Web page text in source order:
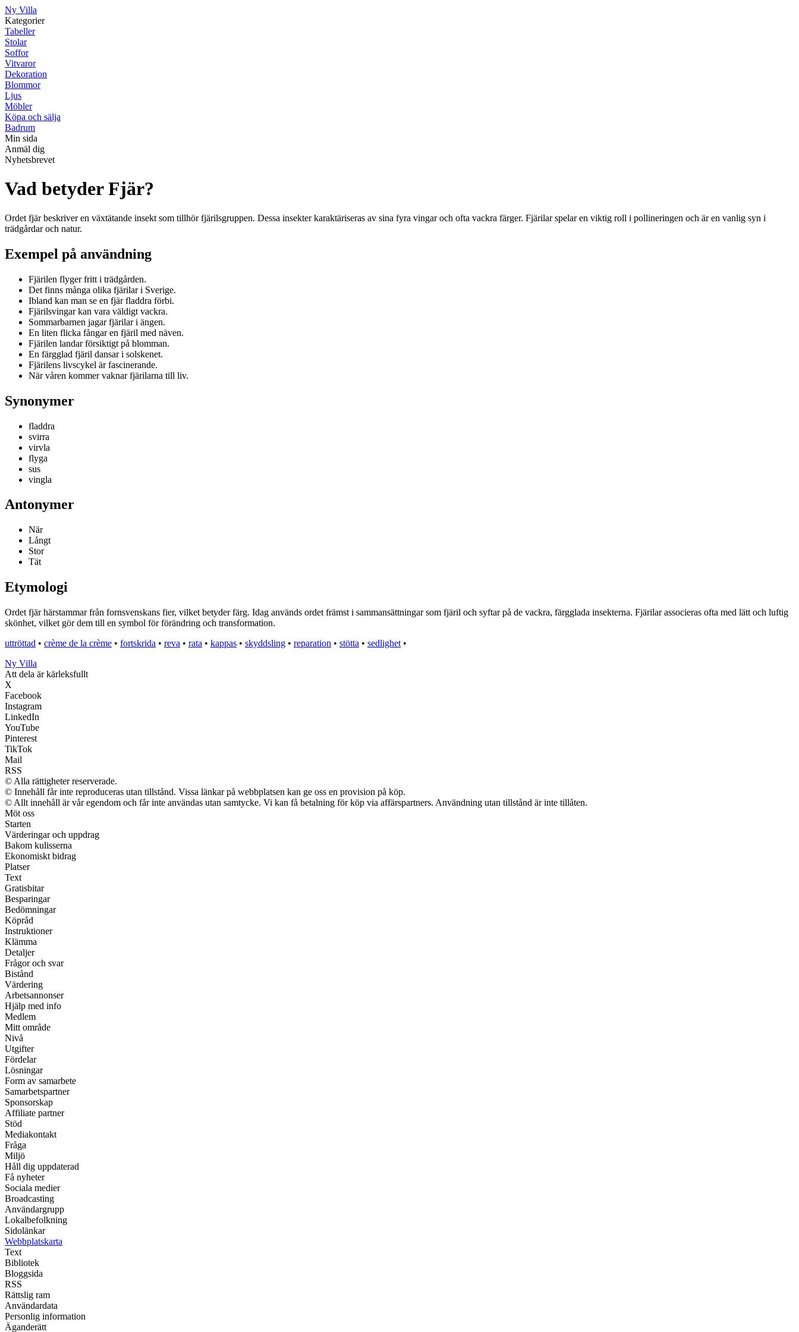
Ny Villa
Kategorier
Tabeller
Stolar
Soffor
Vitvaror
Dekoration
Blommor
Ljus
Möbler
Köpa och sälja
Badrum
Min sida
Anmäl dig
Nyhetsbrevet
Vad betyder Fjär?
Ordet fjär beskriver en växtätande insekt som tillhör fjärilsgruppen. Dessa insekter karaktäriseras av sina fyra vingar och ofta vackra färger. Fjärilar spelar en viktig roll i pollineringen och är en vanlig syn i
trädgårdar och natur.
Exempel på användning
Fjärilen flyger fritt i trädgården.
Det finns många olika fjärilar i Sverige.
Ibland kan man se en fjär fladdra förbi.
Fjärilsvingar kan vara väldigt vackra.
Sommarbarnen jagar fjärilar i ängen.
En liten flicka fångar en fjäril med näven.
Fjärilen landar försiktigt på blomman.
En färgglad fjäril dansar i solskenet.
Fjärilens livscykel är fascinerande.
När våren kommer vaknar fjärilarna till liv.
Synonymer
fladdra
svirra
virvla
flyga
sus
vingla
Antonymer
När
Långt
Stor
Tät
Etymologi
Ordet fjär härstammar från fornsvenskans fier, vilket betyder färg. Idag används ordet främst i sammansättningar som fjäril och syftar på de vackra, färgglada insekterna. Fjärilar associeras ofta med lätt och luftig
skönhet, vilket gör dem till en symbol för förändring och transformation.
uttröttad • crème de la crème • fortskrida • reva • rata • kappas • skyddsling • reparation • stötta • sedlighet •
Ny Villa
Att dela är kärleksfullt
X
Facebook
Instagram
LinkedIn
YouTube
Pinterest
TikTok
Mail
RSS
© Alla rättigheter reserverade.
© Innehåll får inte reproduceras utan tillstånd. Vissa länkar på webbplatsen kan ge oss en provision på köp.
© Allt innehåll är vår egendom och får inte användas utan samtycke. Vi kan få betalning för köp via affärspartners. Användning utan tillstånd är inte tillåten.
Möt oss
Starten
Värderingar och uppdrag
Bakom kulisserna
Ekonomiskt bidrag
Platser
Text
Gratisbitar
Besparingar
Bedömningar
Köpråd
Instruktioner
Klämma
Detaljer
Frågor och svar
Bistånd
Värdering
Arbetsannonser
Hjälp med info
Medlem
Mitt område
Nivå
Utgifter
Fördelar
Lösningar
Form av samarbete
Samarbetspartner
Sponsorskap
Affiliate partner
Stöd
Mediakontakt
Fråga
Miljö
Håll dig uppdaterad
Få nyheter
Sociala medier
Broadcasting
Användargrupp
Lokalbefolkning
Sidolänkar
Webbplatskarta
Text
Bibliotek
Bloggsida
RSS
Rättslig ram
Användardata
Personlig information
Äganderätt